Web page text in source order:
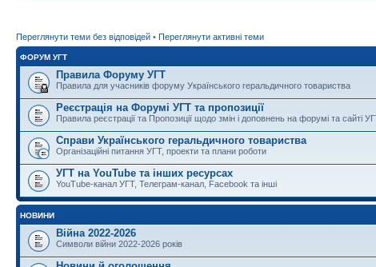
Переглянути теми без відповідей • Переглянути активні теми
ФОРУМ УГТ
Правила Форуму УГТ
Правила для учасників форуму Українського геральдичного товариства
Реєстрація на Форумі УГТ та пропозиції
Правила реєстрації та Пропозиції щодо змін і доповнень на форумі та сайті
Справи Українського геральдичного товариства
Організаційні питання УГТ, проекти та плани роботи
УГТ на YouTube та інших ресурсах
YouTube-канал УГТ, Телеграм-канал, Facebook та інші
НОВИНИ
Війна 2022-2026
Символи війни 2022-2026 років